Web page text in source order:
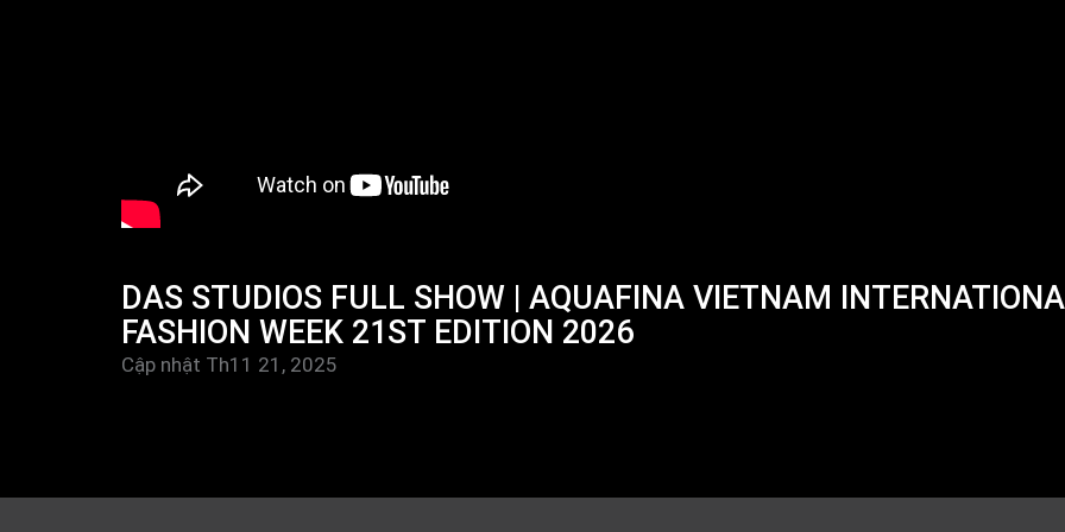
DAS STUDIOS FULL SHOW | AQUAFINA VIETNAM
FASHION WEEK 21ST EDITION 2026
Cập nhật Th11 21, 2025